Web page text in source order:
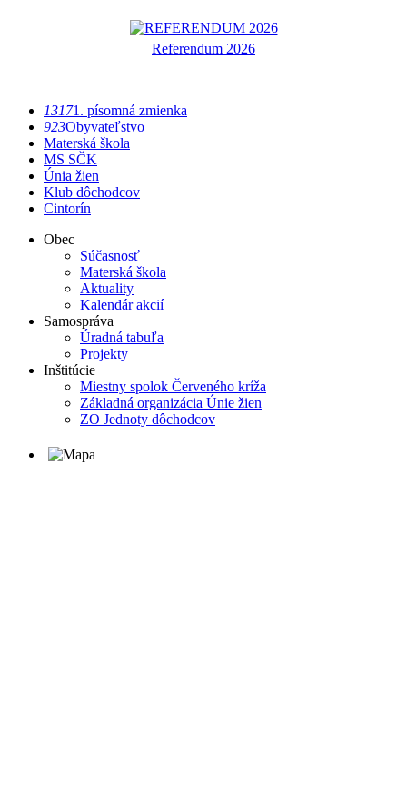
Referendum 2026
13171. písomná zmienka
923Obyvateľstvo
Materská škola
MS SČK
Únia žien
Klub dôchodcov
Cintorín
Obec
Súčasnosť
Materská škola
Aktuality
Kalendár akcií
Samospráva
Úradná tabuľa
Projekty
Inštitúcie
Miestny spolok Červeného kríža
Základná organizácia Únie žien
ZO Jednoty dôchodcov